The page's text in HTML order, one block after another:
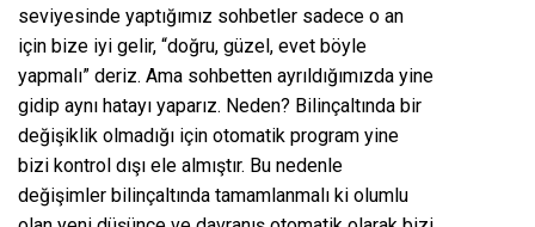
seviyesinde yaptığımız sohbetler sadece o an
için bize iyi gelir, “doğru, güzel, evet böyle
yapmalı” deriz. Ama sohbetten ayrıldığımızda yine
gidip aynı hatayı yaparız. Neden? Bilinçaltında bir
değişiklik olmadığı için otomatik program yine
bizi kontrol dışı ele almıştır. Bu nedenle
değişimler bilinçaltında tamamlanmalı ki olumlu